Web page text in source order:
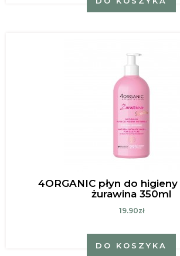
4ORGANIC płyn do
żurawina 350ml
19.90zł
DO KOSZYKA